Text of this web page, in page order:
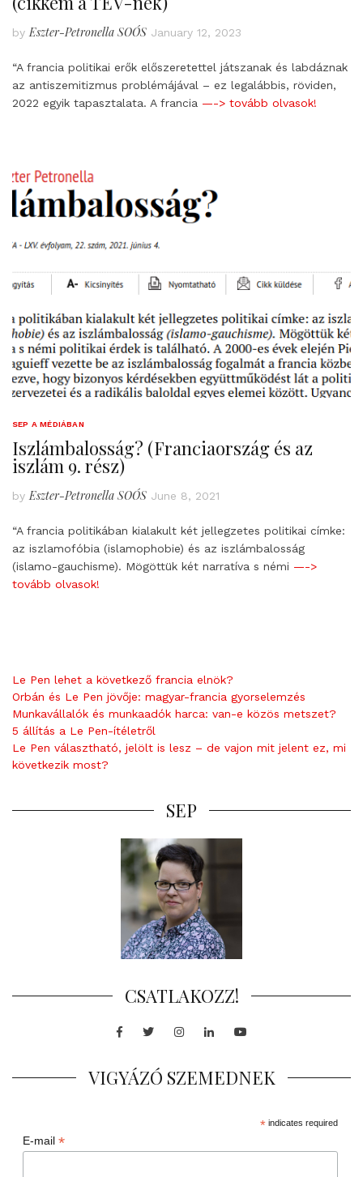
by Eszter-Petronella SOÓS January 12, 2023
“A francia politikai erők előszeretettel játszanak és labdáznak
az antiszemitizmus problémájával – ez legalábbis, röviden,
2022 egyik tapasztalata. A francia —-> tovább olvasok!
SEP A MÉDIÁBAN
Iszlámbalosság? (Franciaország és az
iszlám 9. rész)
by Eszter-Petronella SOÓS June 8, 2021
“A francia politikában kialakult két jellegzetes politikai címke:
az iszlamofóbia (islamophobie) és az iszlámbalosság
(islamo-gauchisme). Mögöttük két narratíva s némi —->
tovább olvasok!
Le Pen lehet a következő francia elnök?
Orbán és Le Pen jövője: magyar-francia gyorselemzés
Munkavállalók és munkaadók harca: van-e közös metszet?
5 állítás a Le Pen-ítéletről
Le Pen választható, jelölt is lesz – de vajon mit jelent ez, mi
következik most?
SEP
CSATLAKOZZ!
Facebook
TwitterInstagram
LinkedInYoutube
VIGYÁZÓ SZEMEDNEK
*indicates required
E-mail *